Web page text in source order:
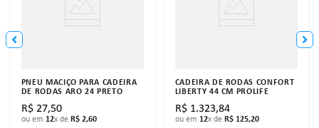
PNEU MACIÇO PARA CADEIRA
DE RODAS ARO 24 PRETO
R$ 27,50
ou em 12x de R$ 2,60
CADEIRA DE RODAS CONFORT
LIBERTY 44 CM PROLIFE
R$ 1.323,84
ou em 12x de R$ 125,20